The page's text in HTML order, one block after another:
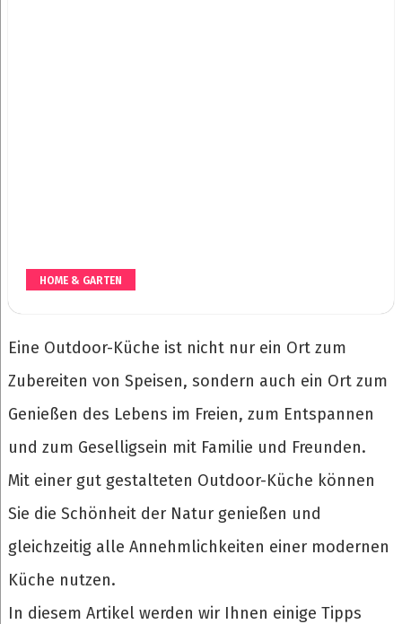
HOME & GARTEN
Eine Outdoor-Küche ist nicht nur ein Ort zum
Zubereiten von Speisen, sondern auch ein Ort zum
Genießen des Lebens im Freien, zum Entspannen
und zum Geselligsein mit Familie und Freunden.
Mit einer gut gestalteten Outdoor-Küche können
Sie die Schönheit der Natur genießen und
gleichzeitig alle Annehmlichkeiten einer modernen
Küche nutzen.
In diesem Artikel werden wir Ihnen einige Tipps